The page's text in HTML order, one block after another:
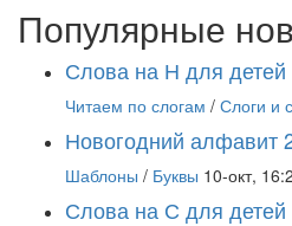
Популярные
Слова на Н для детей
Читаем по слогам / Слоги и
Новогодний алфавит
Шаблоны / Буквы 10-окт,
Слова на С для детей